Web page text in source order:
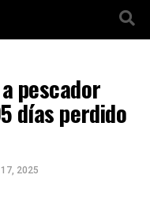
pescador
días perdido
2025